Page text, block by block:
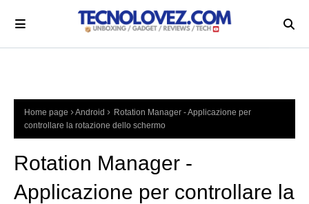
Home page Android
Rotation Manager - Applicazione per
controllare la rotazione dello schermo
Rotation Manager -
Applicazione per controllare la